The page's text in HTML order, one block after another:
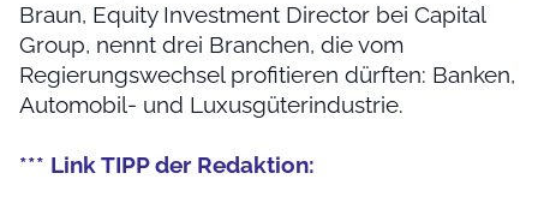
Braun, Equity Investment Director bei Capital
Group, nennt drei Branchen, die vom
Regierungswechsel profitieren dürften: Banken,
Automobil- und Luxusgüterindustrie.
*** Link TIPP der Redaktion: